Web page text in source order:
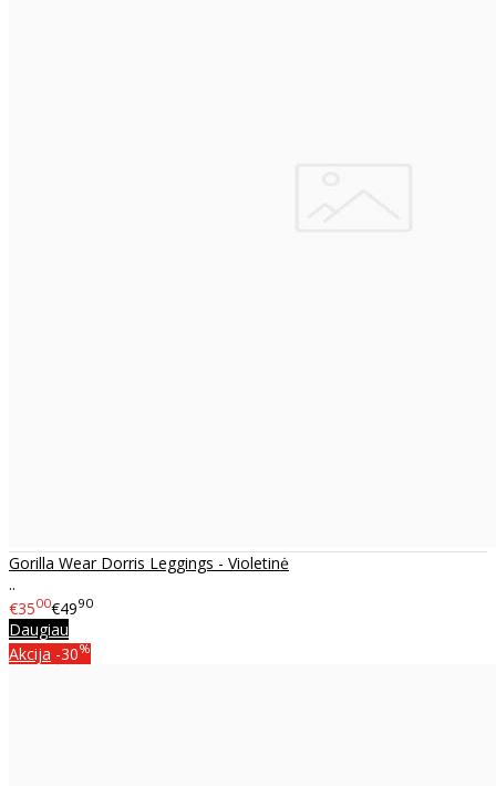
Gorilla Wear Dorris Leggings - Violetinė
..
€3500€4990
Daugiau
Akcija -30%